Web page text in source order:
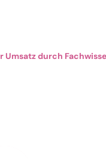
Umsatz durch